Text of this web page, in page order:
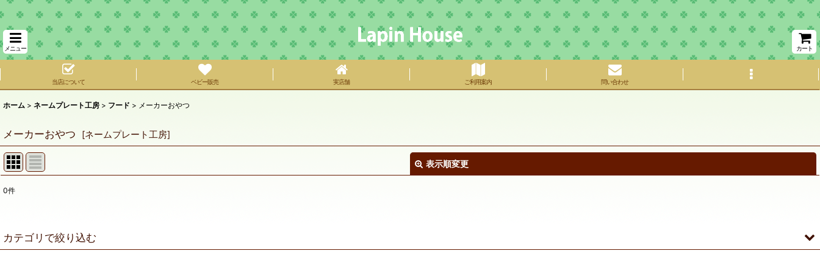
メニュー カート
当店について ベビー販売 実店舗 ご利用案内 問い合わせ
ホーム > ネームプレート工房 > フード > メーカーおやつ
メーカーおやつ [ネームプレート工房]
表示順変更
0件
カテゴリで絞り込む